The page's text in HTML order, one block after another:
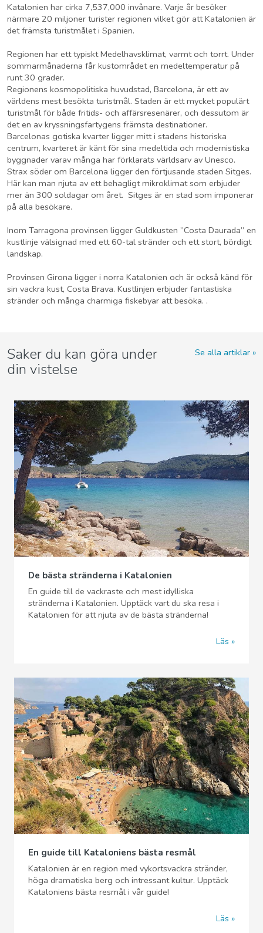
Katalonien har cirka 7,537,000 invånare. Varje år besöker
närmare 20 miljoner turister regionen vilket gör att Katalonien är
det främsta turistmålet i Spanien.
Regionen har ett typiskt Medelhavsklimat, varmt och torrt. Under
sommarmånaderna får kustområdet en medeltemperatur på
runt 30 grader.
Regionens kosmopolitiska huvudstad, Barcelona, är ett av
världens mest besökta turistmål. Staden är ett mycket populärt
turistmål för både fritids- och affärsresenärer, och dessutom är
det en av kryssningsfartygens främsta destinationer.
Barcelonas gotiska kvarter ligger mitt i stadens historiska
centrum, kvarteret är känt för sina medeltida och modernistiska
byggnader varav många har förklarats världsarv av Unesco.
Strax söder om Barcelona ligger den förtjusande staden Sitges.
Här kan man njuta av ett behagligt mikroklimat som erbjuder
mer än 300 soldagar om året. Sitges är en stad som imponerar
på alla besökare.
Inom Tarragona provinsen ligger Guldkusten ”Costa Daurada” en
kustlinje välsignad med ett 60-tal stränder och ett stort, bördigt
landskap.
Provinsen Girona ligger i norra Katalonien och är också känd för
sin vackra kust, Costa Brava. Kustlinjen erbjuder fantastiska
stränder och många charmiga fiskebyar att besöka. .
Saker du kan göra under
din vistelse
Se alla artiklar
De bästa stränderna i Katalonien
En guide till de vackraste och mest idylliska
stränderna i Katalonien. Upptäck vart du ska resa i
Katalonien för att njuta av de bästa stränderna!
Läs
En guide till Kataloniens bästa resmål
Katalonien är en region med vykortsvackra stränder,
höga dramatiska berg och intressant kultur. Upptäck
Kataloniens bästa resmål i vår guide!
Läs